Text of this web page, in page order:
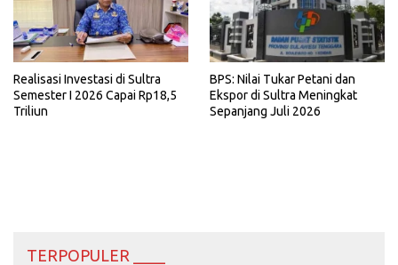
Realisasi Investasi di Sultra
Semester I 2026 Capai Rp18,5
Triliun
BPS: Nilai Tukar Petani dan
Ekspor di Sultra Meningkat
Sepanjang Juli 2026
TERPOPULER ____